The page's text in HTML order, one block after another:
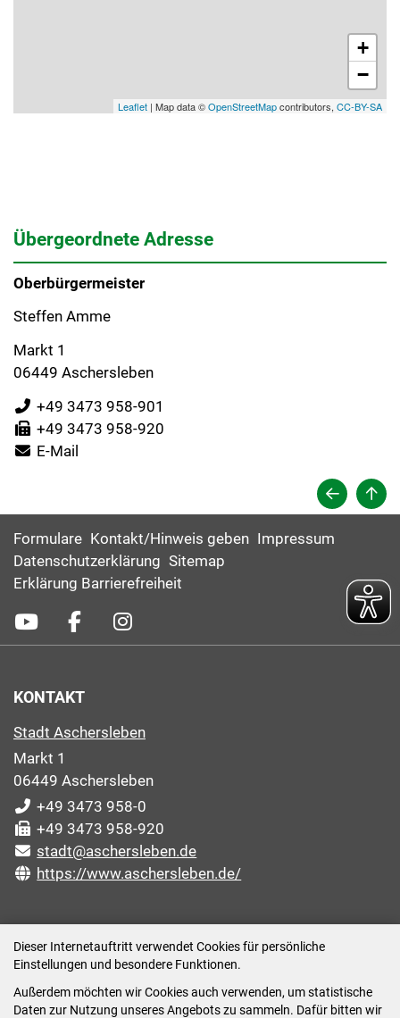
Dieser Internetauftritt verwendet Cookies für persönliche
Einstellungen und besondere Funktionen.
Außerdem möchten wir Cookies auch verwenden, um statistische
Daten zur Nutzung unseres Angebots zu sammeln. Dafür bitten wir
+
−
Leaflet | Map data ©OpenStreetMapcontributors, CC-BY-SA
Übergeordnete Adresse
Oberbürgermeister
Steffen Amme
Markt 1
06449 Aschersleben
+49 3473 958-901
+49 3473 958-920
E-Mail
Formulare Kontakt/Hinweis geben Impressum
Datenschutzerklärung Sitemap
Erklärung Barrierefreiheit
KONTAKT
Stadt Aschersleben
Markt 1
06449 Aschersleben
+49 3473 958-0
+49 3473 958-920
stadt@aschersleben.de
https://www.aschersleben.de/
Montag: 09:00-12:00 /14:00-15:00 Uhr
Dienstag: 09:00-12:00 /14:00-16:00 Uhr